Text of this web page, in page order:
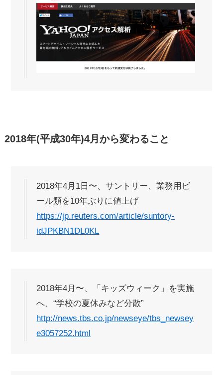
2018年(平成30年)4月から変わること
2018年4月1日〜、サントリー、業務用ビ
ール類を10年ぶりに値上げ
https://jp.reuters.com/article/suntory-
idJPKBN1DL0KL
2018年4月〜、「キッズウィーク」を実施
へ、“学校の夏休みなど分散”
http://news.tbs.co.jp/newseye/tbs_newsey
e3057252.html